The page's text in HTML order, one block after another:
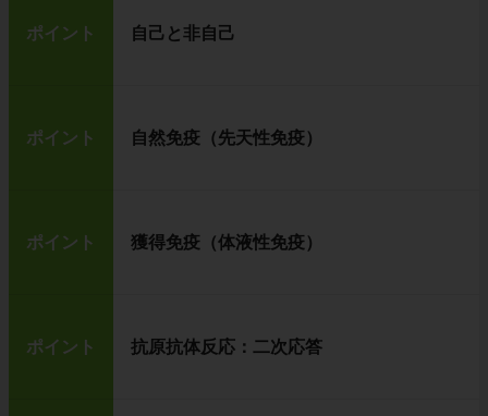
ポイント 自己と非自己
ポイント 自然免疫（先天性免疫）
ポイント 獲得免疫（体液性免疫）
ポイント 抗原抗体反応：二次応答